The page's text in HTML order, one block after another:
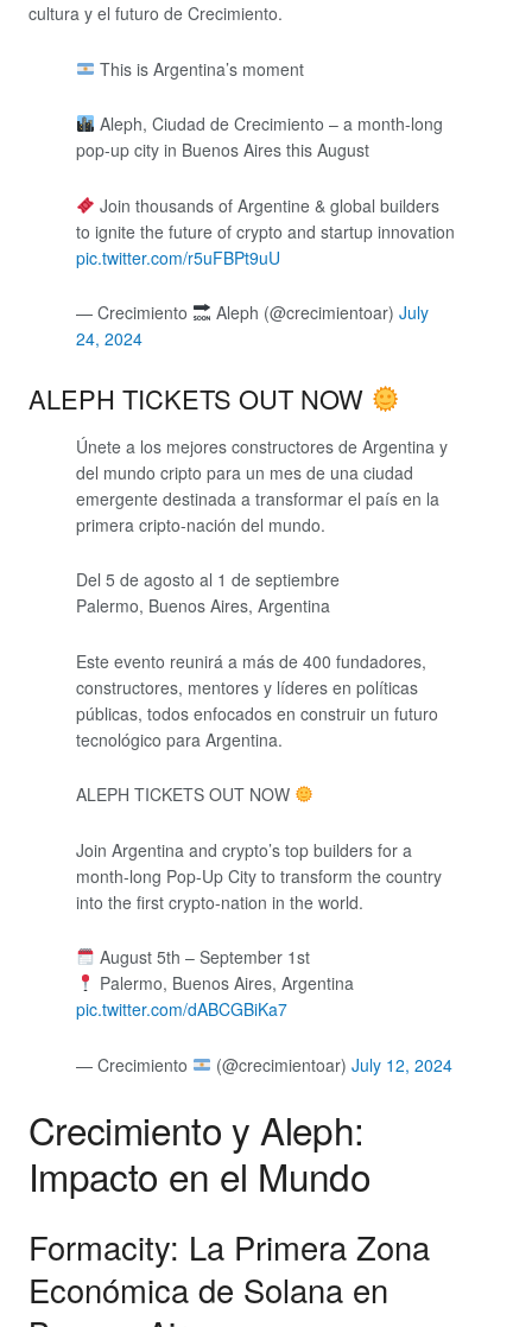
cultura y el futuro de Crecimiento.
This is Argentina’s moment
Aleph, Ciudad de Crecimiento – a month-long
pop-up city in Buenos Aires this August
Join thousands of Argentine & global builders
to ignite the future of crypto and startup innovation
pic.twitter.com/r5uFBPt9uU
— Crecimiento Aleph (@crecimientoar) July
24, 2024
ALEPH TICKETS OUT NOW
Únete a los mejores constructores de Argentina y
del mundo cripto para un mes de una ciudad
emergente destinada a transformar el país en la
primera cripto-nación del mundo.
Del 5 de agosto al 1 de septiembre
Palermo, Buenos Aires, Argentina
Este evento reunirá a más de 400 fundadores,
constructores, mentores y líderes en políticas
públicas, todos enfocados en construir un futuro
tecnológico para Argentina.
ALEPH TICKETS OUT NOW
Join Argentina and crypto’s top builders for a
month-long Pop-Up City to transform the country
into the first crypto-nation in the world.
August 5th – September 1st
Palermo, Buenos Aires, Argentina
pic.twitter.com/dABCGBiKa7
— Crecimiento (@crecimientoar) July 12, 2024
Crecimiento y Aleph:
Impacto en el Mundo
Formacity: La Primera Zona
Económica de Solana en